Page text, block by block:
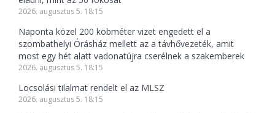
2026. augusztus 5. 18:15
Naponta közel 200 köbméter vizet engedett el a
szombathelyi Órásház mellett az a távhővezeték, amit
most egy hét alatt vadonatújra cserélnek a szakemberek
2026. augusztus 5. 18:15
Locsolási tilalmat rendelt el az MLSZ
2026. augusztus 5. 18:15